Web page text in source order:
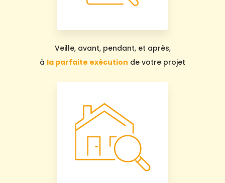
Veille, avant, pendant, et après,
à la parfaite exécution de votre projet